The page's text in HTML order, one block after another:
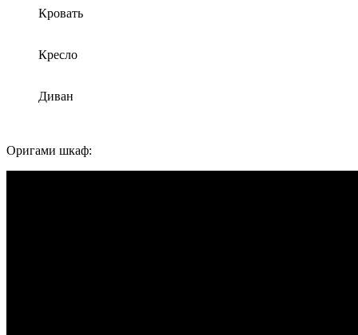
Кровать
Кресло
Диван
Оригами шкаф: